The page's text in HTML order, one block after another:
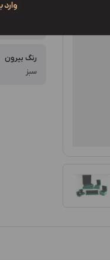
کد محصول
رنگ بیرون
سبز